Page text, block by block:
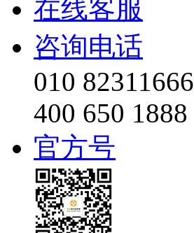
在线客服
咨询电话
010 82311666
400 650 1888
官方号